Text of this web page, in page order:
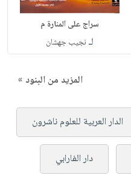
سراج على المنارة م
لـ نجيب جهشان
المزيد من البنود »
الدار العربية للعلوم ناشرون
دار الفارابي